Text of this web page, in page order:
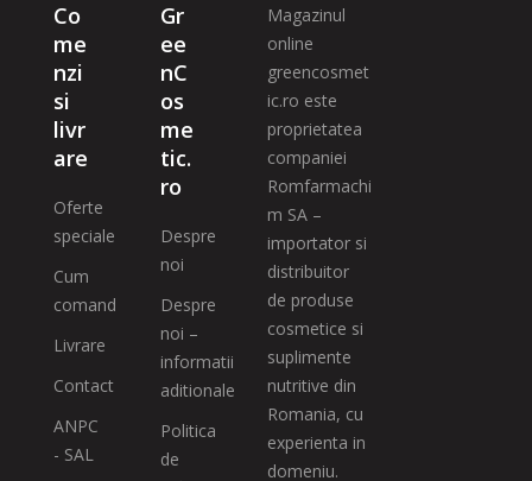
Co
me
nzi
si
livr
are
Oferte
speciale
Cum
comand
Livrare
Contact
ANPC
- SAL
Gr
ee
nC
os
me
tic.
ro
Despre
noi
Despre
noi –
informatii
aditionale
Politica
de
Magazinul
online
greencosmet
ic.ro este
proprietatea
companiei
Romfarmachi
m SA –
importator si
distribuitor
de produse
cosmetice si
suplimente
nutritive din
Romania, cu
experienta in
domeniu.